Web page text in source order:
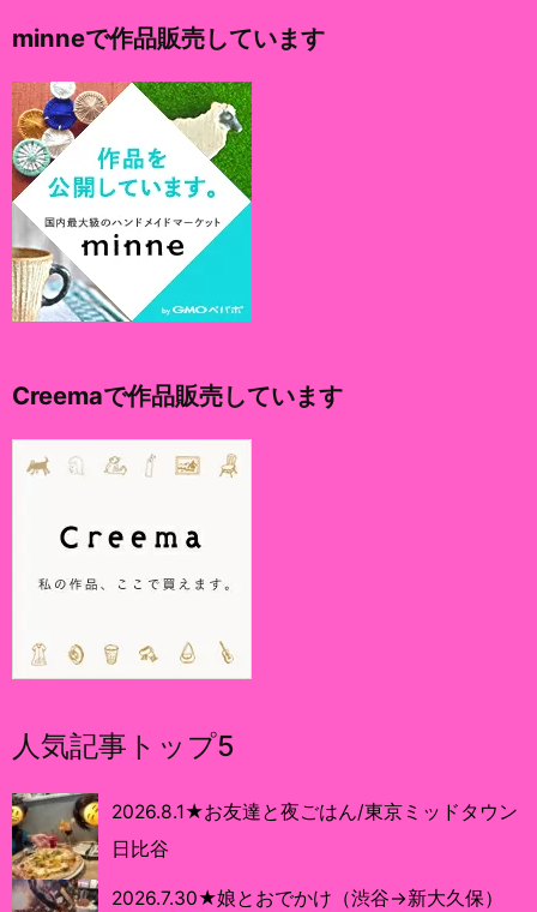
ブ
minneで作品販売しています
Creemaで作品販売しています
人気記事トップ5
2026.8.1★お友達と夜ごはん/東京ミッドタウン
日比谷
2026.7.30★娘とおでかけ（渋谷→新大久保）